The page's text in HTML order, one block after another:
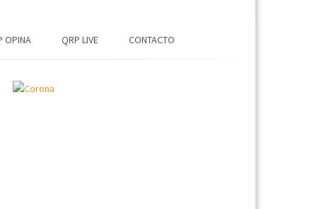
OPINA QRP LIVE CONTACTO